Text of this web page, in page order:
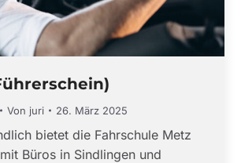
Von juri 26. März 2025
bietet die Fahrschule Metz
Büros in Sindlingen und